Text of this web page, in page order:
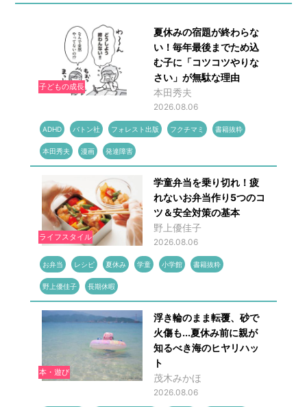
子どもの成長
夏休みの宿題が終わらな
い！毎年最後までため込
む子に「コツコツやりな
さい」が無駄な理由
本田秀夫
2026.08.06
ADHD バトン社 フォレスト出版 フクチマミ 書籍抜粋
本田秀夫 漫画 発達障害
ライフスタイル
学童弁当を乗り切れ！疲
れないお弁当作り5つのコ
ツ＆安全対策の基本
野上優佳子
2026.08.06
お弁当 レシピ 夏休み 学童 小学館 書籍抜粋
野上優佳子 長期休暇
本・遊び
浮き輪のまま転覆、砂で
火傷も...夏休み前に親が
知るべき海のヒヤリハッ
ト
茂木みかほ
2026.08.06